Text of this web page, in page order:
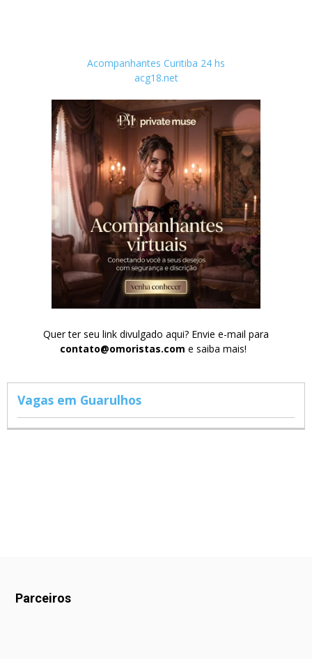
Acompanhantes Curitiba 24 hs
acg18.net
Quer ter seu link divulgado aqui? Envie e-mail para
contato@omoristas.com e saiba mais!
Vagas em Guarulhos
Parceiros